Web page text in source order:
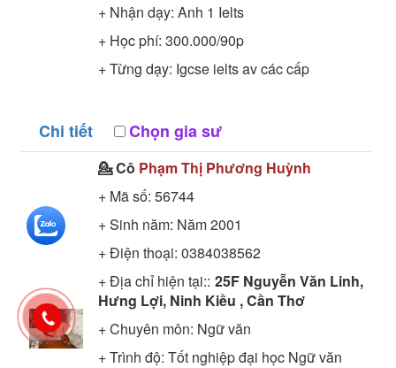
+ Nhận dạy: Anh 1 Ielts
+ Học phí: 300.000/90p
+ Từng dạy: Igcse ielts av các cấp
Chi tiết Chọn gia sư
💁 Cô Phạm Thị Phương Huỳnh
+ Mã số: 56744
+ Sinh năm: Năm 2001
+ Điện thoại: 0384038562
+ Địa chỉ hiện tại:: 25F Nguyễn Văn Linh,
Hưng Lợi, Ninh Kiều , Cần Thơ
+ Chuyên môn: Ngữ văn
+ Trình độ: Tốt nghiệp đại học Ngữ văn